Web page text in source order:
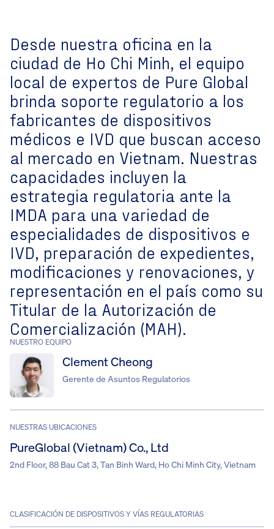
Desde nuestra oficina en la
ciudad de Ho Chi Minh, el equipo
local de expertos de Pure Global
brinda soporte regulatorio a los
fabricantes de dispositivos
médicos e IVD que buscan acceso
al mercado en Vietnam. Nuestras
capacidades incluyen la
estrategia regulatoria ante la
IMDA para una variedad de
especialidades de dispositivos e
IVD, preparación de expedientes,
modificaciones y renovaciones, y
representación en el país como su
Titular de la Autorización de
Comercialización (MAH).
NUESTRO EQUIPO
Clement Cheong
Gerente de Asuntos Regulatorios
NUESTRAS UBICACIONES
PureGlobal (Vietnam) Co., Ltd
2nd Floor, 88 Bau Cat 3, Tan Binh Ward, Ho Chi Minh City, Vietnam
CLASIFICACIÓN DE DISPOSITIVOS Y VÍAS REGULATORIAS